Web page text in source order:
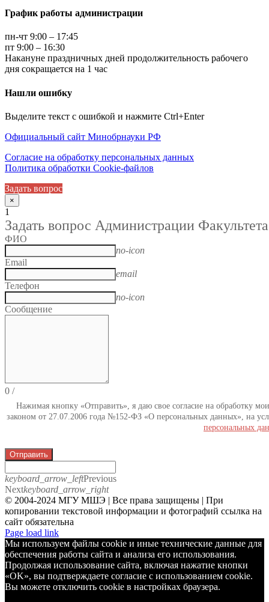
График работы администрации
пн-чт 9:00 – 17:45
пт 9:00 – 16:30
Накануне праздничных дней продолжительность рабочего
дня сокращается на 1 час
Нашли ошибку
Выделите текст с ошибкой и нажмите Ctrl+Enter
Официальный сайт Минобрнауки РФ
Согласие на обработку персональных данных
Политика обработки Cookie-файлов
Задать вопрос
×
1
Задать вопрос Администрации Факультета
ФИО
no-icon
Email
email
Телефон
no-icon
Сообщение
0 /
Нажимая кнопку «Отправить», я даю свое согласие на обработку
законом от 27.07.2006 года №152-ФЗ «О персональных данных», на
персональных
Отправить
keyboard_arrow_leftPrevious
Nextkeyboard_arrow_right
© 2004-2024 МГУ МШЭ | Все права защищены | При
копировании текстовой информации и фотографий ссылка на
сайт обязательна
Telegram
Page load link
Мы используем файлы cookie и иные технические данные для
обеспечения работы сайта и анализа его использования.
Продолжая использование сайта, включая нажатие кнопки
«OK», вы подтверждаете согласие с использованием cookie.
Вы можете отключить cookie в настройках браузера.